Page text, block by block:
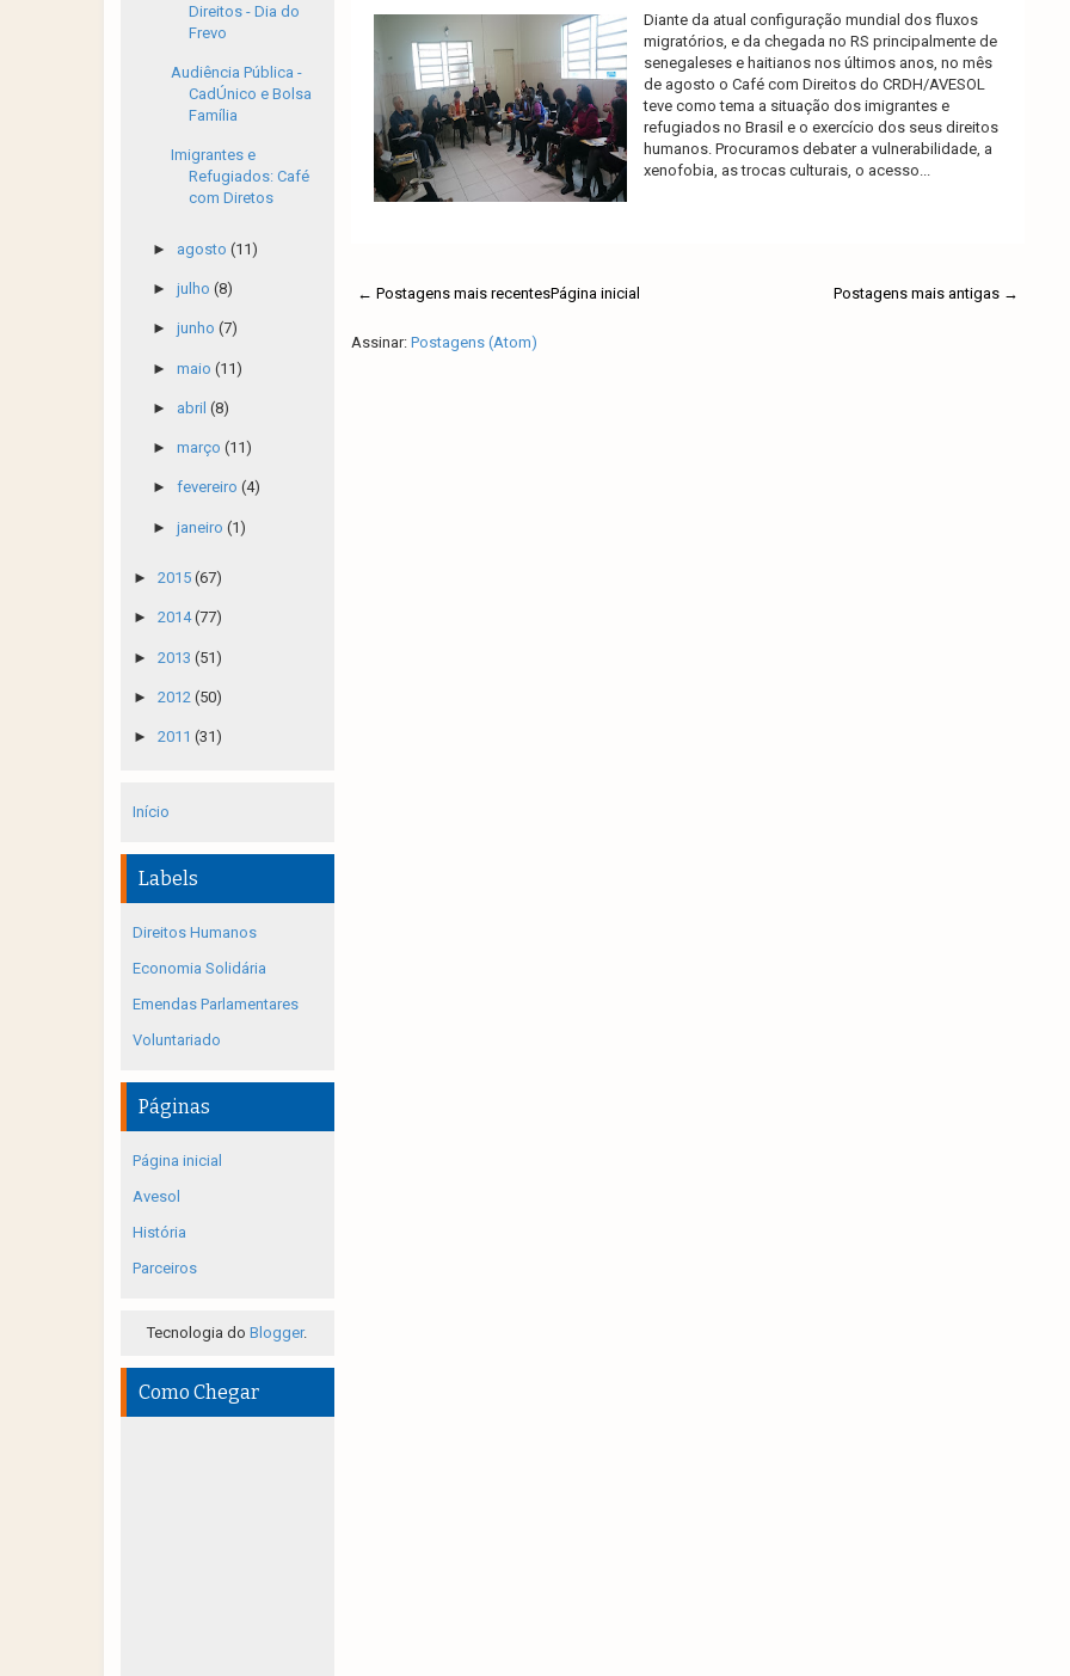
Diante da atual configuração mundial dos fluxos
migratórios, e da chegada no RS principalmente de
senegaleses e haitianos nos últimos anos, no mês
de agosto o Café com Direitos do CRDH/AVESOL
teve como tema a situação dos imigrantes e
refugiados no Brasil e o exercício dos seus direitos
humanos. Procuramos debater a vulnerabilidade, a
xenofobia, as trocas culturais, o acesso...
← Postagens mais recentes Postagens mais antigas →
Página inicial
Assinar: Postagens (Atom)
Direitos - Dia do
Frevo
Audiência Pública -
CadÚnico e Bolsa
Família
Imigrantes e
Refugiados: Café
com Diretos
► agosto (11)
► julho (8)
► junho (7)
► maio (11)
► abril (8)
► março (11)
► fevereiro (4)
► janeiro (1)
► 2015 (67)
► 2014(77)
► 2013 (51)
► 2012 (50)
► 2011 (31)
Início
Labels
Direitos Humanos
Economia Solidária
Emendas Parlamentares
Voluntariado
Páginas
Página inicial
Avesol
História
Parceiros
Tecnologia doBlogger.
Como Chegar